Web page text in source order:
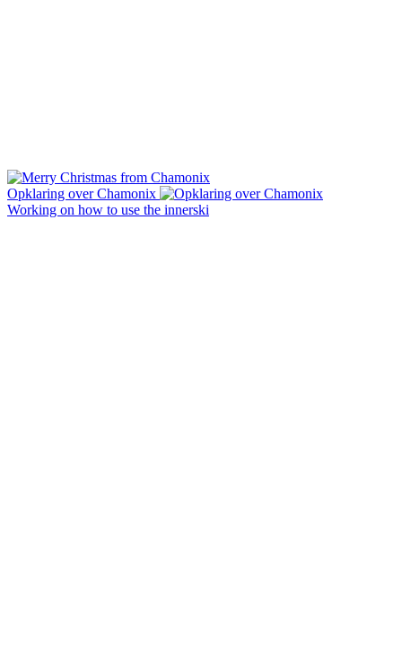
Opklaring over Chamonix
Working on how to use the innerski